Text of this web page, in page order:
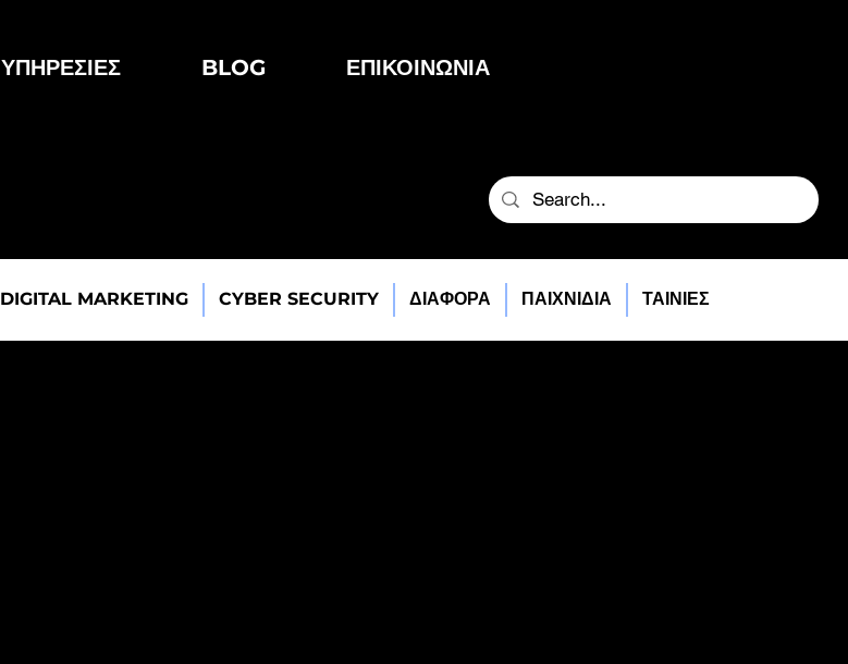
ΥΠΗΡΕΣΙΕΣ BLOG ΕΠΙΚΟΙΝΩΝΙΑ
DIGITAL MARKETING CYBER SECURITY ΔΙΑΦΟΡΑ ΠΑΙΧΝΙΔΙΑ ΤΑΙΝΙΕΣ